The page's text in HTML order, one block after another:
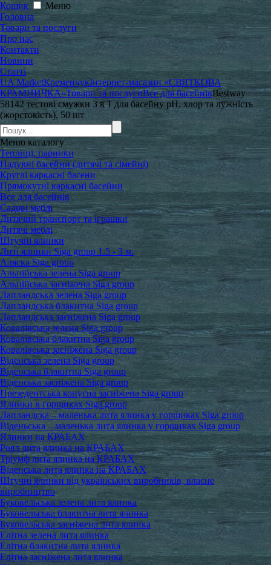
Кошик
Меню
Головна
Товари та послуги
Про нас
Контакти
Новини
Статті
UA MarketКременчукІнтернет-магазин «СВЯТКОВА
КРАМНИЧКА»Товари та послугиВсе для басейнівBestway
58142 тестові смужки 3 в 1 для басейну pH, хлор та лужність
(жорстокість), 50 шт
Меню каталогу
Теплиці, парники
Надувні басейни (дитячі та сімейні)
Круглі каркасні басени
Прямокутні каркасні басейни
Все для басейнів
Садові меблі
Дитячий транспорт та іграшки
Дитячі меблі
Штучні ялинки
Литі ялинки Siga group 1.5 - 3 м.
Аляска Siga group
Альпійська зелена Siga group
Альпійська засніжена Siga group
Лапландська зелена Siga group
Лапландська блакитна Siga group
Лапландська засніжена Siga group
Ковалівська зелена Siga group
Ковалівська блакитна Siga group
Ковалівська засніжена Siga group
Віденська зелена Siga group
Віденська блакитна Siga group
Віденська засніжена Siga group
Презедентська конусна засніжена Siga group
Ялинки в горщиках Siga group
Лапландска – маленька лита ялинка у горщиках Siga group
Віденьська – маленька лита ялинка у горщиках Siga group
Ялинки на КРАБАХ
Роял лита ялинка на КРАБАХ
Тріумф лита ялинка на КРАБАХ
Віденська лита ялинка на КРАБАХ
Штучні ялинки від українських виробників, власне
виробництво
Буковельська зелена лита ялинка
Буковельська блакитна лита ялинка
Буковельська засніжена лита ялинка
Елітна зелена лита ялинка
Елітна блакитна лита ялинка
Елітна засніжена лита ялинка